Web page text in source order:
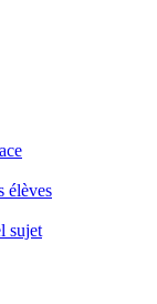
élèves
sujet